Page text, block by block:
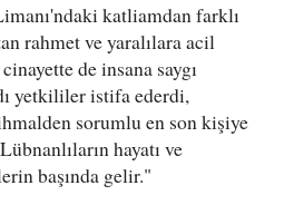
katliamdan farklı
rahmet ve yaralılara acil
de insana saygı
yetkililer istifa ederdi,
sorumlu en son kişiye
hayatı ve
başında gelir."